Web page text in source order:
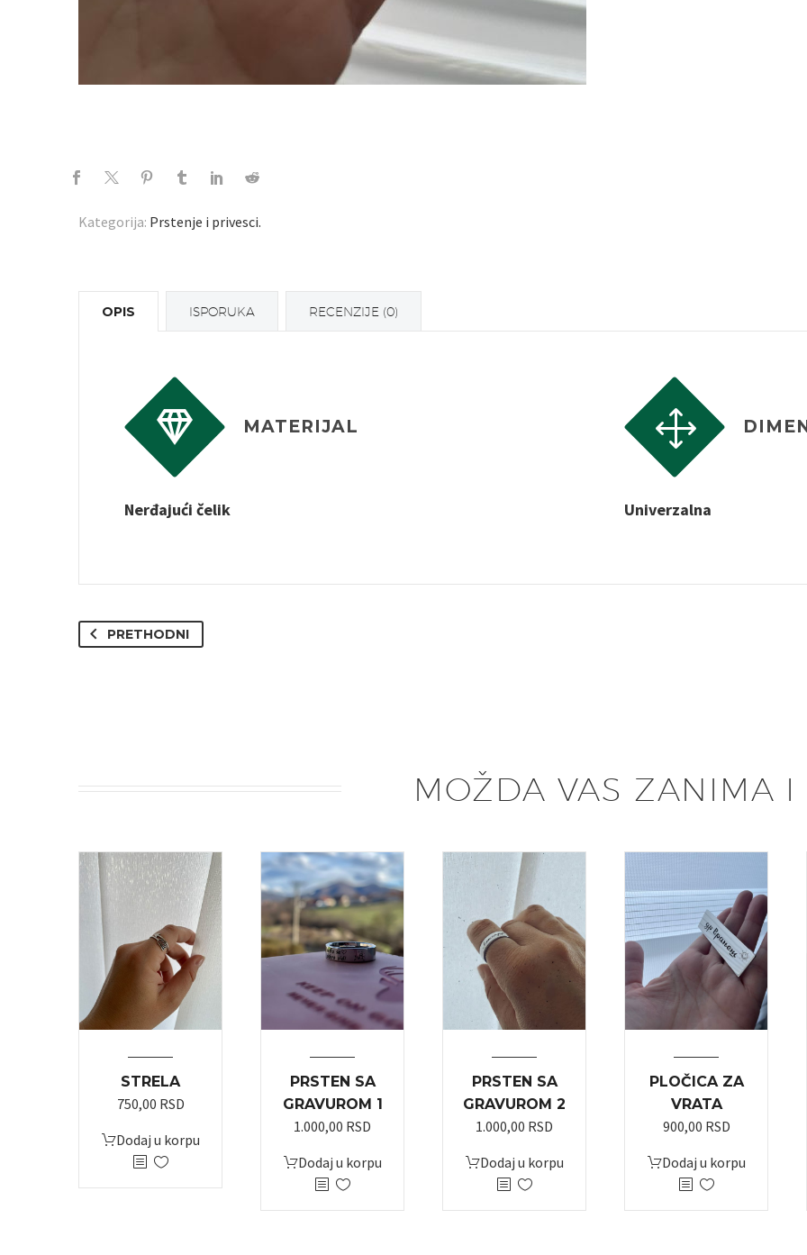
Kategorija: Prstenje i privesci.
OPIS ISPORUKA RECENZIJE (0)

 MATERIJAL
Nerđajući čelik
1
1
Univerzalna
PRETHODNI
MOŽDA VAS ZANIMA I
STRELA
750,00 RSD
Dodaj u korpu
PRSTEN SA
GRAVUROM 1
1.000,00 RSD
Dodaj u korpu
PRSTEN SA
GRAVUROM 2
1.000,00 RSD
Dodaj u korpu
PLOČICA ZA
VRATA
900,00 RSD
Dodaj u korpu